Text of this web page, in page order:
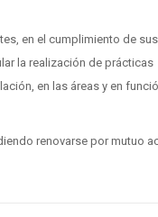
en el cumplimiento de
la realización de
en las áreas y en
renovarse por mutuo